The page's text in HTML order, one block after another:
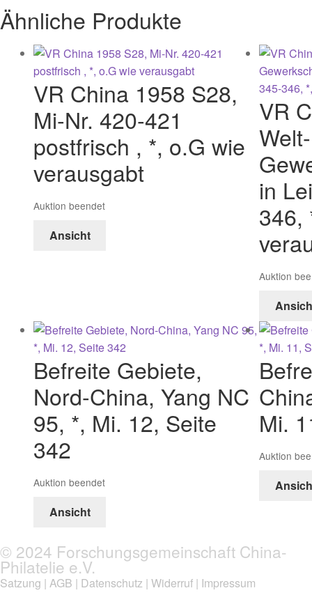
Ähnliche Produkte
VR China 1958 S28,
Mi-Nr. 420-421
postfrisch , *, o.G wie
verausgabt
Auktion beendet
Ansicht
VR
Welt-
in
346,
Auktion
Befreite Gebiete,
Nord-China, Yang NC
95, *, Mi. 12, Seite
342
Auktion beendet
Ansicht
Mi.
Auktion
© 2024 Forschungsgemeinschaft China-
Philatelie e.V.
Satzung | AGB | Datenschutz | Widerruf | Impressum